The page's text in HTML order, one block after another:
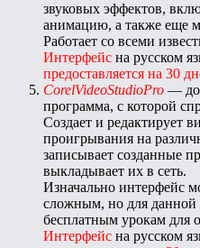
звуковых эффектов,
анимацию, а также еще
Работает со всеми
Интерфейс на русском
предоставляется на 30
CorelVideoStudioPro —
программа, с которой
Создает и редактирует
проигрывания на
записывает созданные
выкладывает их в сеть.
Изначально интерфейс
сложным, но для данной
бесплатным урокам для
Интерфейс на русском